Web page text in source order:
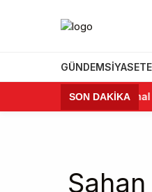
GÜNDEMSIYASET
SON DAKİKA
•Kemal